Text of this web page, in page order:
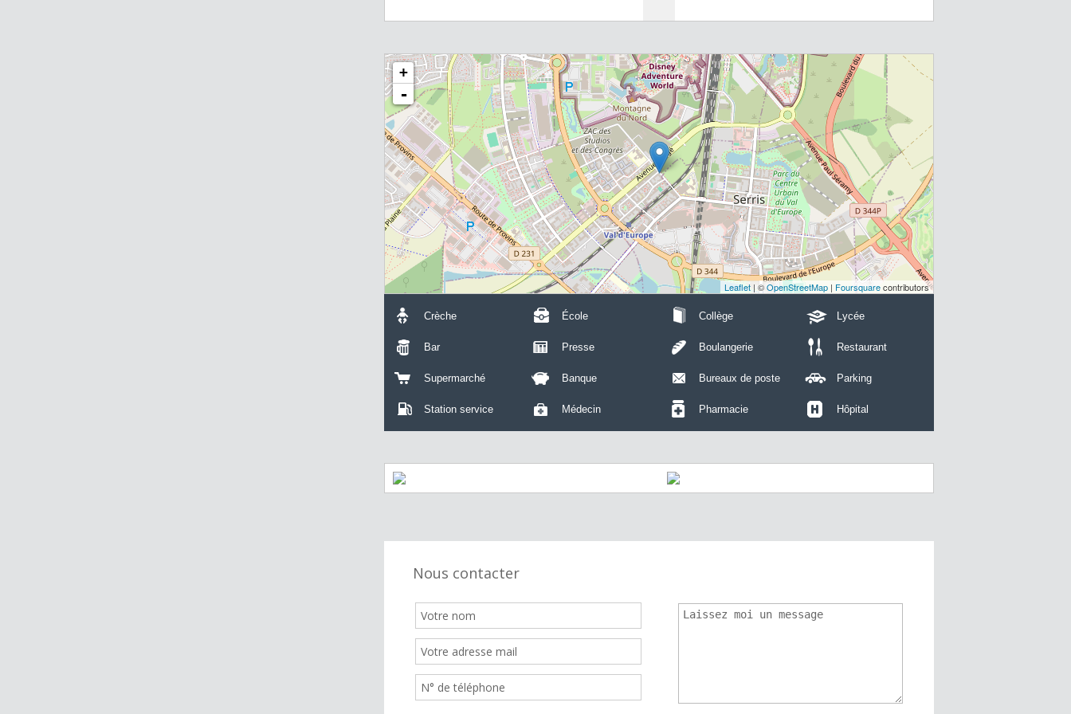
+
-
Leaflet | ©OpenStreetMap | Foursquarecontributors
Crèche École Collège Lycée
Bar Presse Boulangerie Restaurant
Supermarché Banque Bureaux de poste Parking
Station service Médecin Pharmacie Hôpital
Nous contacter